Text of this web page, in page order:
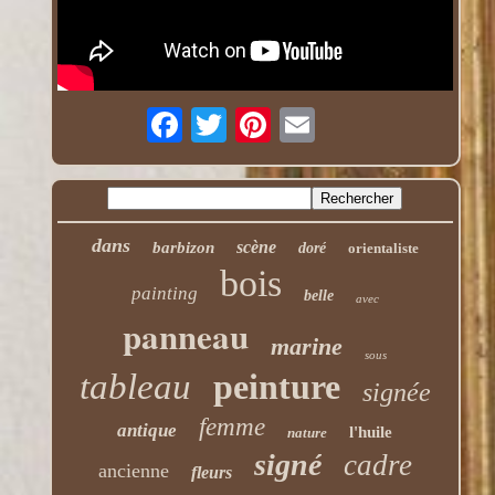
dans barbizon scène doré orientaliste
painting bois belle avec
panneau marine sous
tableau peinture signée
antique femme nature l'huile
ancienne fleurs signé cadre